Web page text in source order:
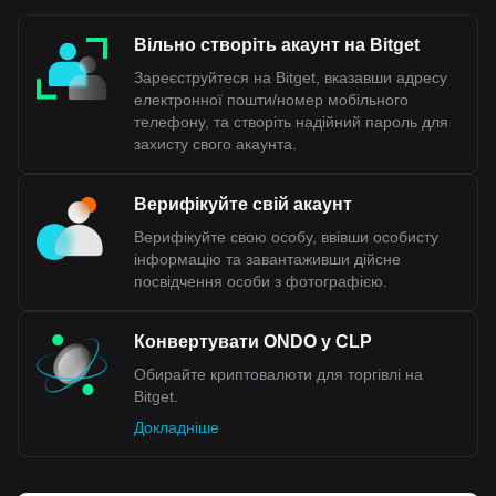
вартість валюти визначається на валютному ринку через
попит і пропозицію відносно інших валют. Це означає, що
вартість CLP може коливатися по відношенню до долара
США залежно від ринкових умов, економічних факторів та
рішень Центрального банку Чилі щодо монетарної
Дані сервісу обміну криптовалюти на фіату валюту
на Bitget показують, що найпопулярнішою парою
Ondo є ONDO доCLP, а код валюти Ondo — ONDO.
Використовуйте наш криптовалютний калькулятор
прямо зараз, щоб дізнатися, скільки криптовалют
Вільно створіть акаунт на Bitget
Зареєструйтеся на Bitget, вказавши адресу
електронної пошти/номер мобільного
телефону, та створіть надійний пароль для
захисту свого акаунта.
Верифікуйте свій акаунт
Верифікуйте свою особу, ввівши особисту
інформацію та завантаживши дійсне
посвідчення особи з фотографією.
Конвертувати ONDO у CLP
Обирайте криптовалюти для торгівлі на
Bitget.
Докладніше